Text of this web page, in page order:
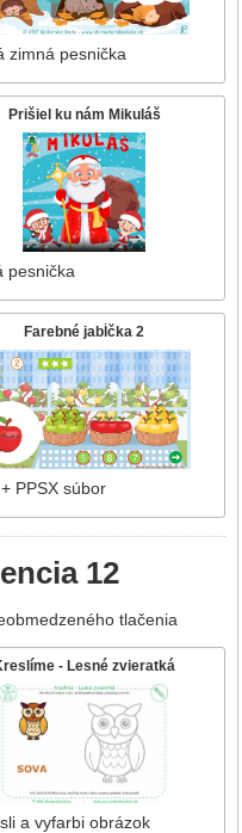
zimná pesnička
Prišiel ku nám Mikuláš
pesnička
Farebné jabĺčka 2
PPSX súbor
12
tlačenia
- Lesné zvieratká
a vyfarbi obrázok